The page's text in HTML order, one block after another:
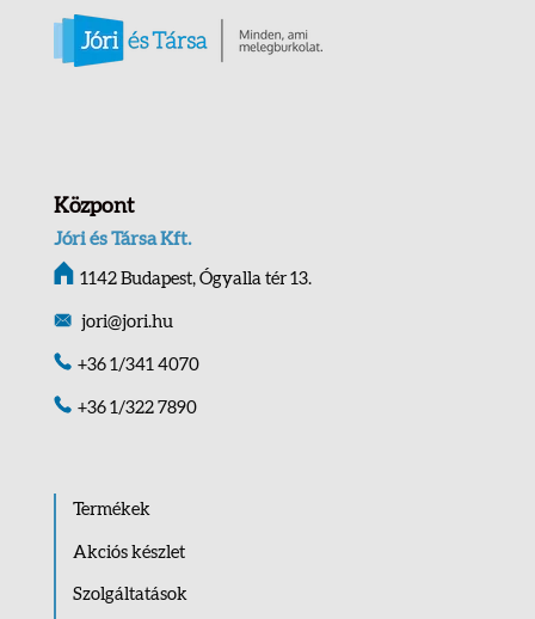
Központ
Jóri és Társa Kft.
1142 Budapest, Ógyalla tér 13.
jori@jori.hu
+36 1/341 4070
+36 1/322 7890
Termékek
Akciós készlet
Szolgáltatások